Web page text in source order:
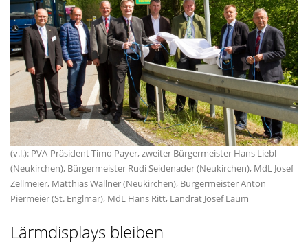
(v.l.): PVA-Präsident Timo Payer, zweiter Bürgermeister Hans Liebl
(Neukirchen), Bürgermeister Rudi Seidenader (Neukirchen), MdL Josef
Zellmeier, Matthias Wallner (Neukirchen), Bürgermeister Anton
Piermeier (St. Englmar), MdL Hans Ritt, Landrat Josef Laum
Lärmdisplays bleiben